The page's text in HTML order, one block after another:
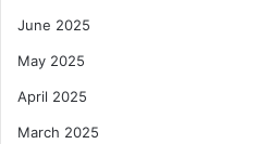
June 2025
May 2025
April 2025
March 2025